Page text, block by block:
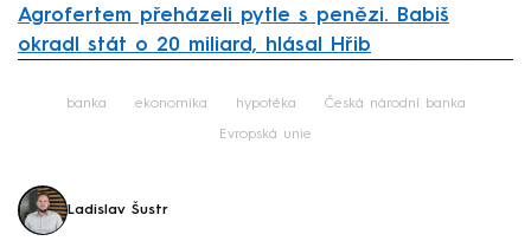
Agrofertem přeházeli pytle s penězi. Babiš
okradl stát o 20 miliard, hlásal Hřib
banka ekonomika hypotéka Česká národní banka
Evropská unie
Ladislav Šustr